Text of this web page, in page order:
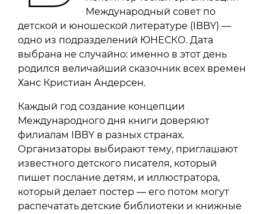
Международный совет по
детской и юношеской литературе (IBBY) —
одно из подразделений ЮНЕСКО. Дата
выбрана не случайно: именно в этот день
родился величайший сказочник всех времен
Ханс Кристиан Андерсен.
Каждый год создание концепции
Международного дня книги доверяют
филиалам IBBY в разных странах.
Организаторы выбирают тему, приглашают
известного детского писателя, который
пишет послание детям, и иллюстратора,
который делает постер — его потом могут
распечатать детские библиотеки и книжные